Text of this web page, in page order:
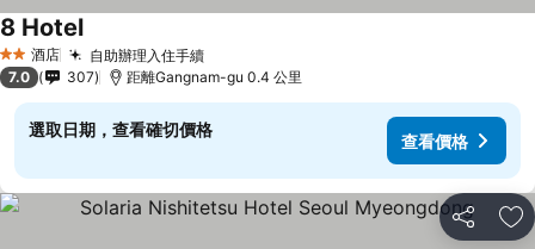
2 星級酒店 自助辦理入住手續
8 Hotel
7.0 307 距離Gangnam-gu 0.4 公里
選取日期，查看確切價格
查看價格
分享 放